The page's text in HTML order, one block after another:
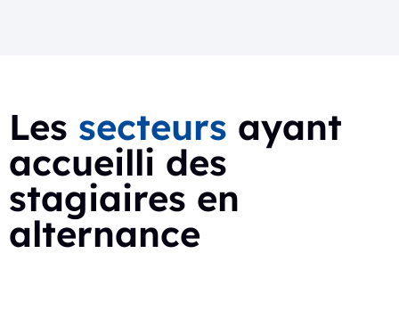
Les secteurs ayant
accueilli des
stagiaires en
alternance